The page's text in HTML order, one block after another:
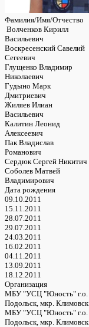
Фамилия/Имя/Отчество
Волченков Кирилл
Васильевич
Воскресенский Савелий
Сегеевич
Глущенко Владимир
Николаевич
Гудыно Марк
Дмитриевич
Жиляев Илиан
Васильевич
Калитин Леонид
Алексеевич
Пак Владислав
Романович
Сердюк Сергей Никитич
Соболев Матвей
Владимирович
Дата рождения
09.10.2011
15.11.2011
28.07.2011
29.07.2011
24.03.2011
16.02.2011
04.11.2011
13.09.2011
18.12.2011
Организация
МБУ "УСЦ "Юность" г.о.
Подольск, мкр. Климовск
МБУ "УСЦ "Юность" г.о.
Подольск, мкр. Климовск